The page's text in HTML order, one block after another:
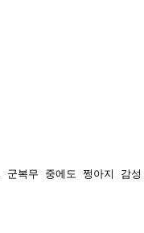
복무 중에도 쩡아지 감